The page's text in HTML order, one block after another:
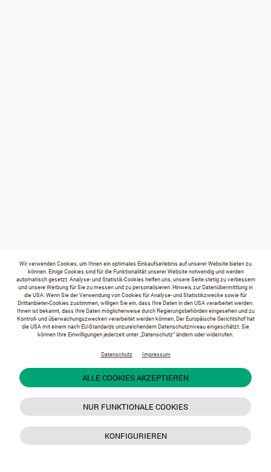
Wir verwenden Cookies, um Ihnen ein optimales Einkaufserlebnis auf unserer Website bieten zu
können. Einige Cookies sind für die Funktionalität unserer Website notwendig und werden
automatisch gesetzt. Analyse- und Statistik-Cookies helfen uns, unsere Seite stetig zu verbessern
und unsere Werbung für Sie zu messen und zu personalisieren. Hinweis zur Datenübermittlung in
die USA: Wenn Sie der Verwendung von Cookies für Analyse- und Statistikzwecke sowie für
Drittanbieter-Cookies zustimmen, willigen Sie ein, dass Ihre Daten in den USA verarbeitet werden.
Ihnen ist bekannt, dass Ihre Daten möglicherweise durch Regierungsbehörden eingesehen und zu
Kontroll- und überwachungszwecken verarbeitet werden können. Der Europäische Gerichtshof hat
die USA mit einem nach EU-Standards unzureichendem Datenschutzniveau eingeschätzt. Sie
können Ihre Einwilligungen jederzeit unter „Datenschutz“ ändern oder widerrufen.
Datenschutz Impressum
ALLE COOKIES AKZEPTIEREN
NUR FUNKTIONALE COOKIES
KONFIGURIEREN